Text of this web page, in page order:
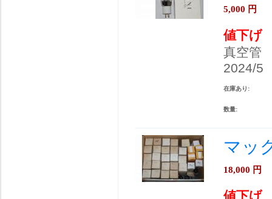
5,000 円
値下げ
真空管
2024/5
在庫あり:
数量:
マッ
18,000 円
値下げ